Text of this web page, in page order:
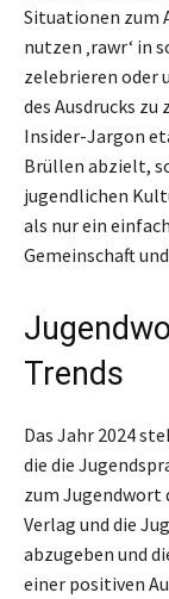
Situationen zum
nutzen ‚rawr‘ in
zelebrieren oder
des Ausdrucks
Insider-Jargon
Brüllen abzielt,
jugendlichen
als nur ein
Gemeinschaft
Trends
Das Jahr 2024
die die
zum Jugendwort
Verlag und die
abzugeben und
einer positiven